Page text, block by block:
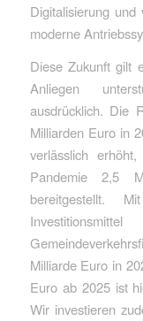
Digitalisierung
moderne
Diese Zukunft gilt
Anliegen
ausdrücklich. Die
Milliarden Euro in
verlässlich
Pandemie 2,5
bereitgestellt.
Milliarde Euro in
Euro ab 2025 ist
Wir investieren